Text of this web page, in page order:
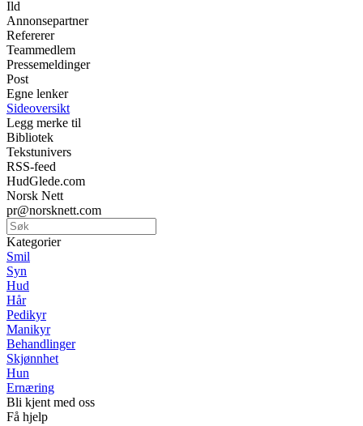
Ild
Annonsepartner
Refererer
Teammedlem
Pressemeldinger
Post
Egne lenker
Sideoversikt
Legg merke til
Bibliotek
Tekstunivers
RSS-feed
HudGlede.com
Norsk Nett
pr@norsknett.com
Kategorier
Smil
Syn
Hud
Hår
Pedikyr
Manikyr
Behandlinger
Skjønnhet
Hun
Ernæring
Bli kjent med oss
Få hjelp